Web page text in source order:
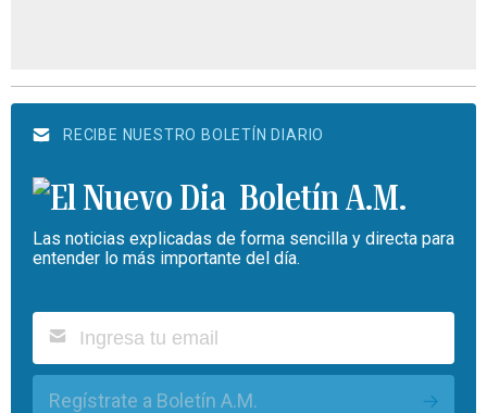
RECIBE NUESTRO BOLETÍN DIARIO
Boletín A.M.
Las noticias explicadas de forma sencilla y directa para
entender lo más importante del día.
Regístrate a Boletín A.M.